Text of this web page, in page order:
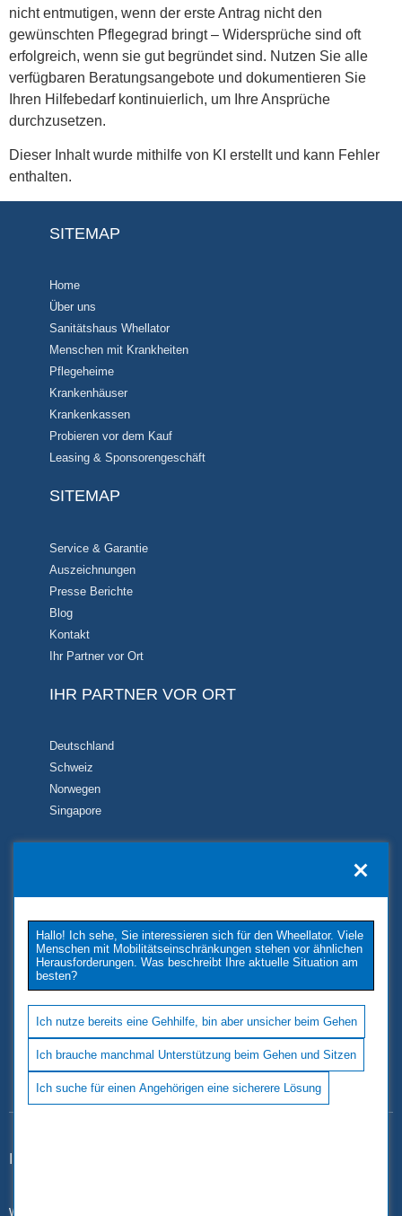
nicht entmutigen, wenn der erste Antrag nicht den
gewünschten Pflegegrad bringt – Widersprüche sind oft
erfolgreich, wenn sie gut begründet sind. Nutzen Sie alle
verfügbaren Beratungsangebote und dokumentieren Sie
Ihren Hilfebedarf kontinuierlich, um Ihre Ansprüche
durchzusetzen.
Hallo! Ich sehe, Sie interessieren sich für den Wheellator. Viele
Menschen mit Mobilitätseinschränkungen stehen vor ähnlichen
Herausforderungen. Was beschreibt Ihre aktuelle Situation am
besten?
Ich nutze bereits eine Gehhilfe, bin aber unsicher beim Gehen
Ich brauche manchmal Unterstützung beim Gehen und Sitzen
Ich suche für einen Angehörigen eine sicherere Lösung
Dieser Inhalt wurde mithilfe von KI erstellt und kann Fehler
enthalten.
SITEMAP
Home
Über uns
Sanitätshaus Whellator
Menschen mit Krankheiten
Pflegeheime
Krankenhäuser
Krankenkassen
Probieren vor dem Kauf
Leasing & Sponsorengeschäft
SITEMAP
Service & Garantie
Auszeichnungen
Presse Berichte
Blog
Kontakt
Ihr Partner vor Ort
IHR PARTNER VOR ORT
Deutschland
Schweiz
Norwegen
Singapore
TUKIMET OY
Kaivopuistontie 33
26100 Rauma
Phone: +358 2 677 4222
E-Mail: tukimet(at)tukimet.fi
Follow Us
www.wheellator.com